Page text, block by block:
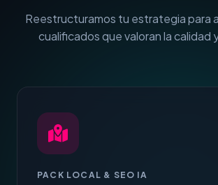
Reestructuramos tu estrategia para
cualificados que valoran la calidad
PACK LOCAL & SEO IA